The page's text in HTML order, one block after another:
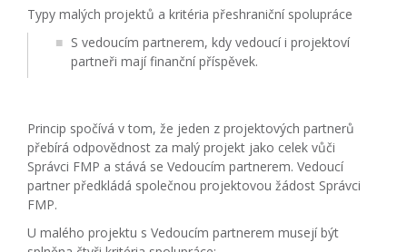
Typy malých projektů a kritéria přeshraniční spolupráce
S vedoucím partnerem, kdy vedoucí i projektoví
partneři mají finanční příspěvek.
Princip spočívá v tom, že jeden z projektových partnerů
přebírá odpovědnost za malý projekt jako celek vůči
Správci FMP a stává se Vedoucím partnerem. Vedoucí
partner předkládá společnou projektovou žádost Správci
FMP.
U malého projektu s Vedoucím partnerem musejí být